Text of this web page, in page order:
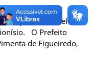
doação de imóvel
O Prefeito
de Figueiredo,